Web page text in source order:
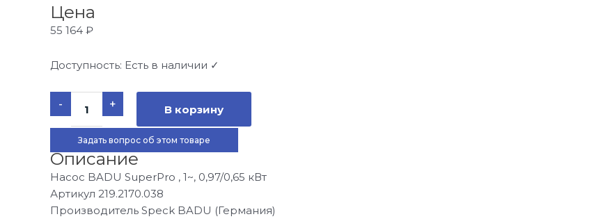
Цена
55 164 ₽
Доступность: Есть в наличии ✓
-
Количество
товара
Насос
для
бассейна
Speck
BADU
SuperPro
14,
1~,
0,97/0,65
кВт
+ В корзину
Задать вопрос об этом товаре
Описание
Насос BADU SuperPro , 1~, 0,97/0,65 кВт
Артикул 219.2170.038
Производитель Speck BADU (Германия)